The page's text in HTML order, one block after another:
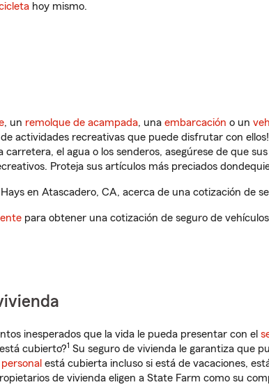
hoy mismo.
, un remolque de acampada, una embarcación o un
actividades recreativas que puede disfrutar con
el agua o los senderos, asegúrese de que
Proteja sus artículos más preciados
en Atascadero, CA, acerca de una cotización de
para obtener una cotización de seguro de
inesperados que la vida le pueda presentar con el
cubierto?1 Su seguro de vivienda le garantiza que
está cubierta incluso si está de vacaciones,
de vivienda eligen a State Farm como su